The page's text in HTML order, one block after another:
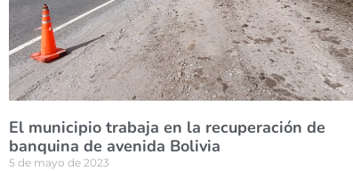
El municipio trabaja en la recuperación de
banquina de avenida Bolivia
5 de mayo de 2023